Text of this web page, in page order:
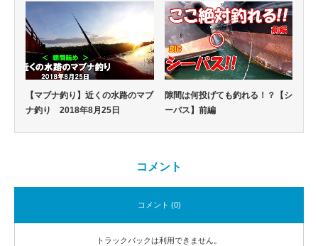
【マブナ釣り】近くの水路のマブ
ナ釣り 2018年8月25日
隙間は何投げても釣れる！？【シ
ーバス】前編
コメント
コメント (0)
トラックバックは利用できません。